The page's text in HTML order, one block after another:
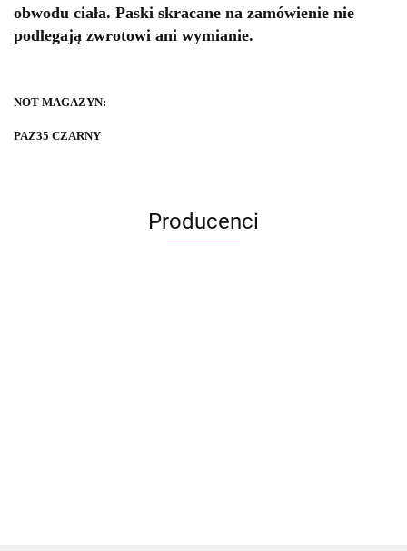
obwodu ciała. Paski skracane na zamówienie nie
podlegają zwrotowi ani wymianie.
NOT MAGAZYN:
PAZ35 CZARNY
Producenci